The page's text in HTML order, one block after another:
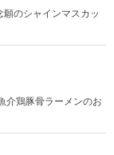
のシャインマスカッ
介鶏豚骨ラーメンのお